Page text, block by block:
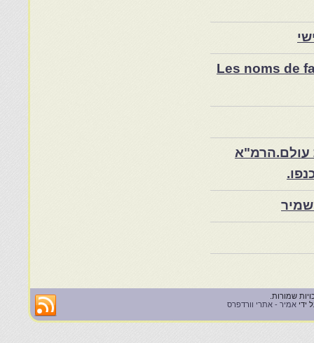
Les noms de
עולם.הרמ"א
ידי אמיר - אתרי וורדפרס